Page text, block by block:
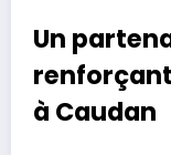
Un
à Caudan